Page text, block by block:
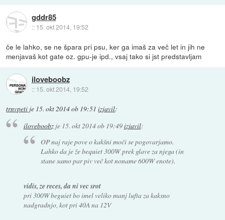
gddr85
:: 15. okt 2014, 19:52
če le lahko, se ne špara pri psu, ker ga imaš za več let in jih ne
menjavaš kot gate oz. gpu-je ipd., vsaj tako si jst predstavljam
iloveboobz
:: 15. okt 2014, 19:52
trnvpeti je 15. okt 2014 ob 19:51 izjavil:
iloveboobzje 15. okt 2014 ob 19:49izjavil:
OP naj raje pove o kakšni moči se pogovarjamo.
Lahko da je že bequiet 300W prek glave za njega (in
stane samo par piv več kot noname 600W enote).
vidis, ze reces, da ni vec srot
pri 300W beguiet bo imel veliko manj lufta za kaksno
nadgradnjo, kot pri 40A na 12V